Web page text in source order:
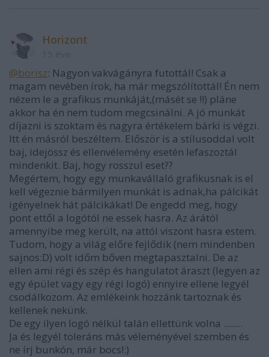
Horizont
@borisz: Nagyon vakvágányra futottál! Csak a
magam nevében írok, ha már megszólítottál! Én nem
nézem le a grafikus munkáját,(másét se !!) pláne
akkor ha én nem tudom megcsinálni. A jó munkát
díjazni is szoktam és nagyra értékelem bárki is végzi.
Itt én másról beszéltem. Először is a stílusoddal volt
baj, idejössz és ellenvélemény esetén lefaszoztál
mindenkit. Baj, hogy rosszul eset??
Megértem, hogy egy munkavállaló grafikusnak is el
kell végeznie bármilyen munkát is adnak,ha pálcikát
igényelnek hát pálcikákat! De engedd meg, hogy
pont ettől a logótól ne essek hasra. Az árától
amennyibe meg került, na attól viszont hasra estem.
Tudom, hogy a világ előre fejlődik (nem mindenben
sajnos:D) volt időm bőven megtapasztalni. De az
ellen ami régi és szép és hangulatot áraszt (legyen az
egy épület vagy egy régi logó) ennyire ellene legyél
csodálkozom. Az emlékeink hozzánk tartoznak és
kellenek nekünk.
De egy ilyen logó nélkül talán ellettünk volna ........
Ja és legyél toleráns más véleményével szemben és
ne írj bunkón, már bocs!:)